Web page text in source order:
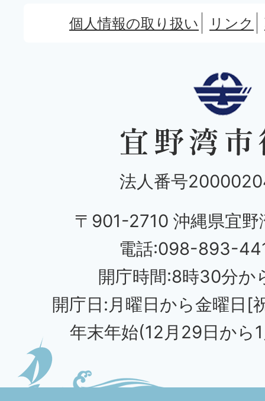
個人情報の取り扱い リンク
法人番号
〒901-2710 沖縄県宜野
電話:098-893-
開庁時間:8時30分か
開庁日:月曜日から金曜日[
年末年始(12月29日から